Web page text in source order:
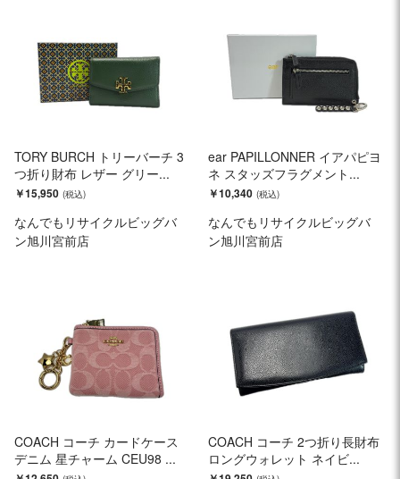
TORY BURCH トリーバーチ 3
つ折り財布 レザー グリー...
￥15,950
なんでもリサイクルビッグバ
ン旭川宮前店
ear PAPILLONNER イアパピヨ
ネ スタッズフラグメント...
￥10,340
なんでもリサイクルビッグバ
ン旭川宮前店
COACH コーチ カードケース
デニム 星チャーム CEU98 ...
COACH コーチ 2つ折り長財布
ロングウォレット ネイビ...